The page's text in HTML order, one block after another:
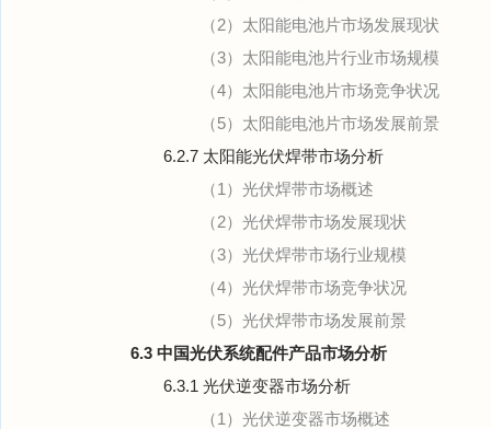
（2）太阳能电池片市场发展现状
（3）太阳能电池片行业市场规模
（4）太阳能电池片市场竞争状况
（5）太阳能电池片市场发展前景
6.2.7 太阳能光伏焊带市场分析
（1）光伏焊带市场概述
（2）光伏焊带市场发展现状
（3）光伏焊带市场行业规模
（4）光伏焊带市场竞争状况
（5）光伏焊带市场发展前景
6.3 中国光伏系统配件产品市场分析
6.3.1 光伏逆变器市场分析
（1）光伏逆变器市场概述